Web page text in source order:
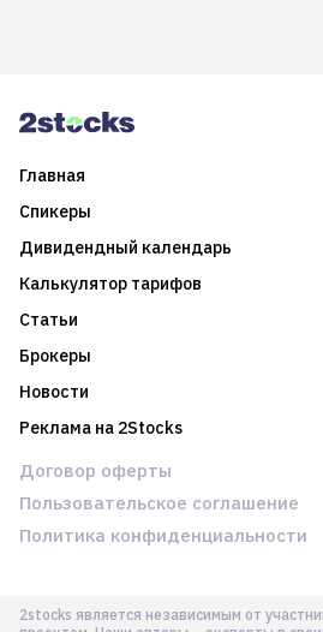
Главная
Спикеры
Дивидендный календарь
Калькулятор тарифов
Статьи
Брокеры
Новости
Реклама на 2Stocks
2stocks является независимым от
Договор оферты
Пользовательское соглашение
Политика конфиденциальности